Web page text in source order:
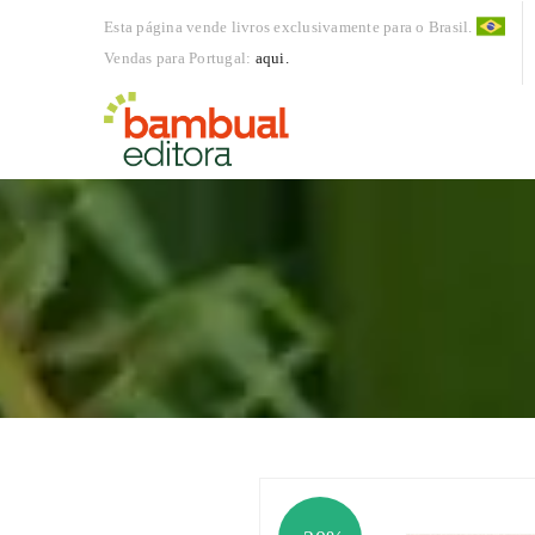
Esta página vende livros exclusivamente para o Brasil.
Vendas para Portugal: aqui.